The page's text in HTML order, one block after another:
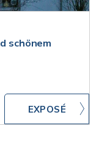
schönem